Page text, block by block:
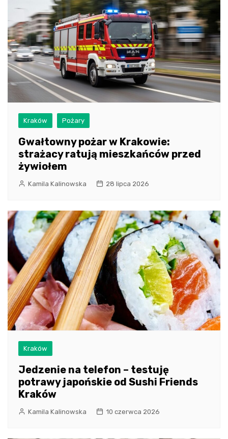
Kraków Pożary
Gwałtowny pożar w Krakowie:
strażacy ratują mieszkańców przed
żywiołem
Kamila Kalinowska 28 lipca 2026
Kraków
Jedzenie na telefon – testuję
potrawy japońskie od Sushi Friends
Kraków
Kamila Kalinowska 10 czerwca 2026